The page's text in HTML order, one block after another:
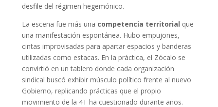
desfile del régimen hegemónico.
La escena fue más una competencia territorial que
una manifestación espontánea. Hubo empujones,
cintas improvisadas para apartar espacios y banderas
utilizadas como estacas. En la práctica, el Zócalo se
convirtió en un tablero donde cada organización
sindical buscó exhibir músculo político frente al nuevo
Gobierno, replicando prácticas que el propio
movimiento de la 4T ha cuestionado durante años.